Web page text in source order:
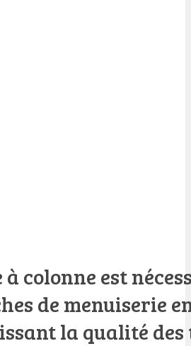
à colonne est
de menuiserie
la qualité